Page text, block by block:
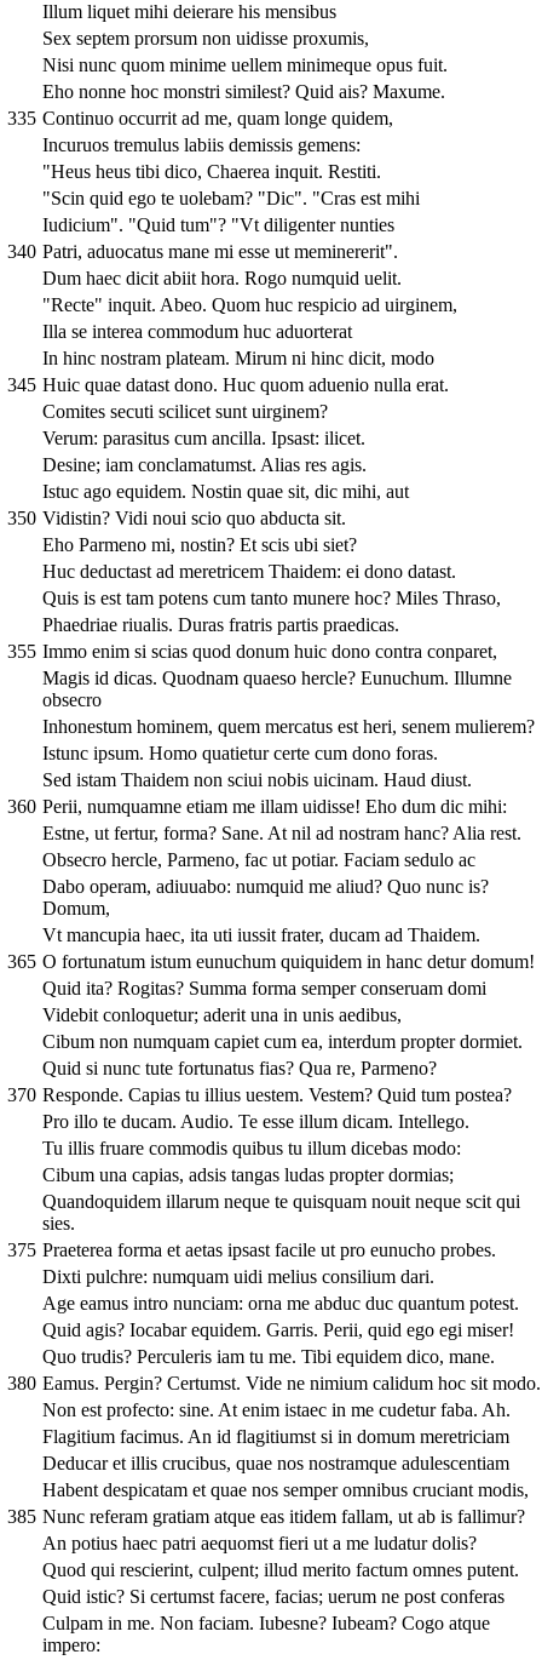
Illum liquet mihi deierare his mensibus
Sex septem prorsum non uidisse proxumis,
Nisi nunc quom minime uellem minimeque opus fuit.
Eho nonne hoc monstri similest? Quid ais? Maxume.
335 Continuo occurrit ad me, quam longe quidem,
Incuruos tremulus labiis demissis gemens:
"Heus heus tibi dico, Chaerea inquit. Restiti.
"Scin quid ego te uolebam? "Dic". "Cras est mihi
Iudicium". "Quid tum"? "Vt diligenter nunties
340 Patri, aduocatus mane mi esse ut meminererit".
Dum haec dicit abiit hora. Rogo numquid uelit.
"Recte" inquit. Abeo. Quom huc respicio ad uirginem,
Illa se interea commodum huc aduorterat
In hinc nostram plateam. Mirum ni hinc dicit, modo
345 Huic quae datast dono. Huc quom aduenio nulla erat.
Comites secuti scilicet sunt uirginem?
Verum: parasitus cum ancilla. Ipsast: ilicet.
Desine; iam conclamatumst. Alias res agis.
Istuc ago equidem. Nostin quae sit, dic mihi, aut
350 Vidistin? Vidi noui scio quo abducta sit.
Eho Parmeno mi, nostin? Et scis ubi siet?
Huc deductast ad meretricem Thaidem: ei dono datast.
Quis is est tam potens cum tanto munere hoc? Miles Thraso,
Phaedriae riualis. Duras fratris partis praedicas.
355 Immo enim si scias quod donum huic dono contra conparet,
Magis id dicas. Quodnam quaeso hercle? Eunuchum. Illumne
obsecro
Inhonestum hominem, quem mercatus est heri, senem mulierem?
Istunc ipsum. Homo quatietur certe cum dono foras.
Sed istam Thaidem non sciui nobis uicinam. Haud diust.
360 Perii, numquamne etiam me illam uidisse! Eho dum dic mihi:
Estne, ut fertur, forma? Sane. At nil ad nostram hanc? Alia rest.
Obsecro hercle, Parmeno, fac ut potiar. Faciam sedulo ac
Dabo operam, adiuuabo: numquid me aliud? Quo nunc is?
Domum,
Vt mancupia haec, ita uti iussit frater, ducam ad Thaidem.
365 O fortunatum istum eunuchum quiquidem in hanc detur domum!
Quid ita? Rogitas? Summa forma semper conseruam domi
Videbit conloquetur; aderit una in unis aedibus,
Cibum non numquam capiet cum ea, interdum propter dormiet.
Quid si nunc tute fortunatus fias? Qua re, Parmeno?
370 Responde. Capias tu illius uestem. Vestem? Quid tum postea?
Pro illo te ducam. Audio. Te esse illum dicam. Intellego.
Tu illis fruare commodis quibus tu illum dicebas modo:
Cibum una capias, adsis tangas ludas propter dormias;
Quandoquidem illarum neque te quisquam nouit neque scit qui
sies.
375 Praeterea forma et aetas ipsast facile ut pro eunucho probes.
Dixti pulchre: numquam uidi melius consilium dari.
Age eamus intro nunciam: orna me abduc duc quantum potest.
Quid agis? Iocabar equidem. Garris. Perii, quid ego egi miser!
Quo trudis? Perculeris iam tu me. Tibi equidem dico, mane.
380 Eamus. Pergin? Certumst. Vide ne nimium calidum hoc sit modo.
Non est profecto: sine. At enim istaec in me cudetur faba. Ah.
Flagitium facimus. An id flagitiumst si in domum meretriciam
Deducar et illis crucibus, quae nos nostramque adulescentiam
Habent despicatam et quae nos semper omnibus cruciant modis,
385 Nunc referam gratiam atque eas itidem fallam, ut ab is fallimur?
An potius haec patri aequomst fieri ut a me ludatur dolis?
Quod qui rescierint, culpent; illud merito factum omnes putent.
Quid istic? Si certumst facere, facias; uerum ne post conferas
Culpam in me. Non faciam. Iubesne? Iubeam? Cogo atque
impero: